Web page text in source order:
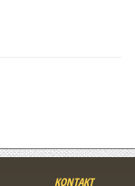
KONTAKT